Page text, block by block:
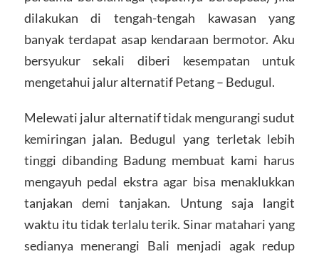
dilakukan di tengah-tengah kawasan yang
banyak terdapat asap kendaraan bermotor. Aku
bersyukur sekali diberi kesempatan untuk
mengetahui jalur alternatif Petang – Bedugul.
Melewati jalur alternatif tidak mengurangi sudut
kemiringan jalan. Bedugul yang terletak lebih
tinggi dibanding Badung membuat kami harus
mengayuh pedal ekstra agar bisa menaklukkan
tanjakan demi tanjakan. Untung saja langit
waktu itu tidak terlalu terik. Sinar matahari yang
sedianya menerangi Bali menjadi agak redup